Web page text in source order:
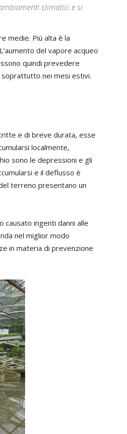
climatici e si
medie. Più alta è la
del vapore acqueo
quindi prevedere
soprattutto nei mesi estivi.
e di breve durata, esse
localmente,
sono le depressioni e gli
e il deflusso è
terreno presentano un
causato ingenti danni alle
nel miglior modo
in materia di prevenzione